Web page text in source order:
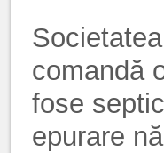
comandă
fose
epurare